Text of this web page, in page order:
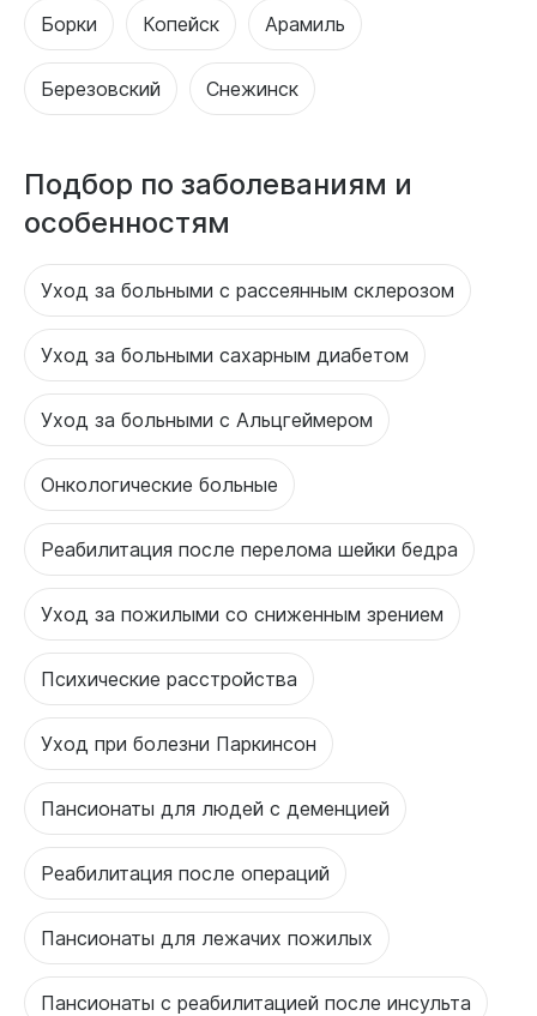
Борки Копейск Арамиль
Березовский Снежинск
Подбор по заболеваниям и
особенностям
Уход за больными с рассеянным склерозом
Уход за больными сахарным диабетом
Уход за больными с Альцгеймером
Онкологические больные
Реабилитация после перелома шейки бедра
Уход за пожилыми со сниженным зрением
Психические расстройства
Уход при болезни Паркинсон
Пансионаты для людей с деменцией
Реабилитация после операций
Пансионаты для лежачих пожилых
Пансионаты с реабилитацией после инсульта